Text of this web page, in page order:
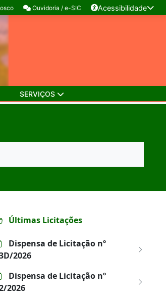
Ouvidoria / e-SIC Acessibilidade
SERVIÇOS
Últimas Licitações
Dispensa de Licitação nº
2026
Dispensa de Licitação nº
2026